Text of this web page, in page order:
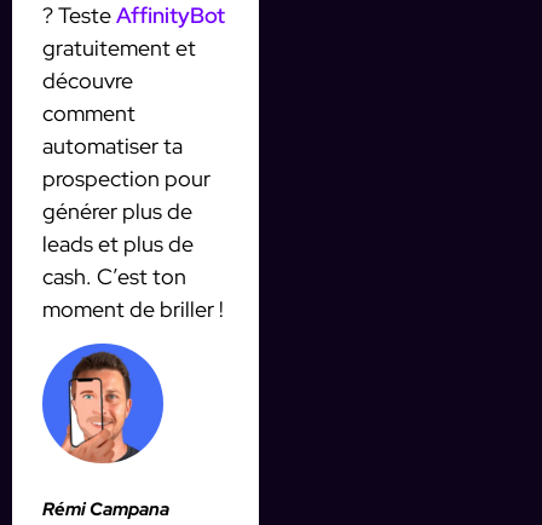
? TesteAffinityBot
gratuitement et
découvre
comment
automatiser ta
prospection pour
générer plus de
leads et plus de
cash. C’est ton
moment de briller !
Rémi Campana